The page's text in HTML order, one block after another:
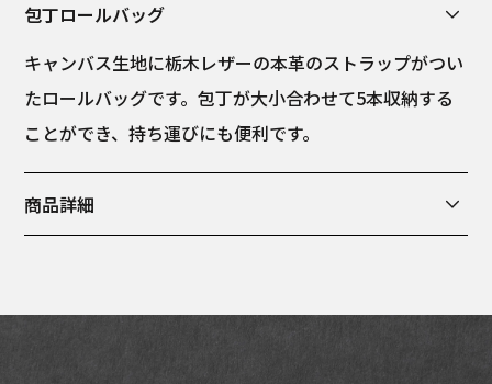
包丁ロールバッグ
キャンバス生地に栃木レザーの本革のストラップがつい
たロールバッグです。包丁が大小合わせて5本収納する
ことができ、持ち運びにも便利です。
商品詳細
き